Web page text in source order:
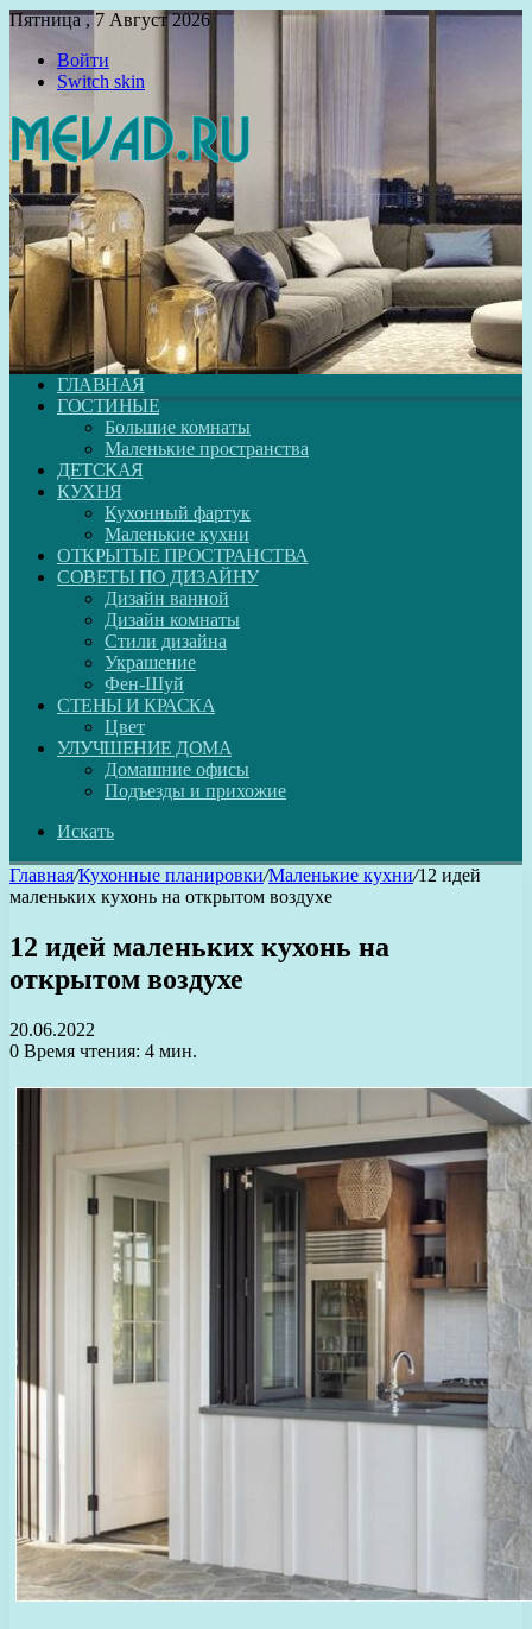
Пятница , 7 Август 2026
Войти
Switch skin
ГЛАВНАЯ
ГОСТИНЫЕ
Большие комнаты
Маленькие пространства
ДЕТСКАЯ
КУХНЯ
Кухонный фартук
Маленькие кухни
ОТКРЫТЫЕ ПРОСТРАНСТВА
СОВЕТЫ ПО ДИЗАЙНУ
Дизайн ванной
Дизайн комнаты
Стили дизайна
Украшение
Фен-Шуй
СТЕНЫ И КРАСКА
Цвет
УЛУЧШЕНИЕ ДОМА
Домашние офисы
Подъезды и прихожие
Искать
Главная/Кухонные планировки/Маленькие кухни/12 идей
маленьких кухонь на открытом воздухе
12 идей маленьких кухонь на
открытом воздухе
20.06.2022
0 Время чтения: 4 мин.